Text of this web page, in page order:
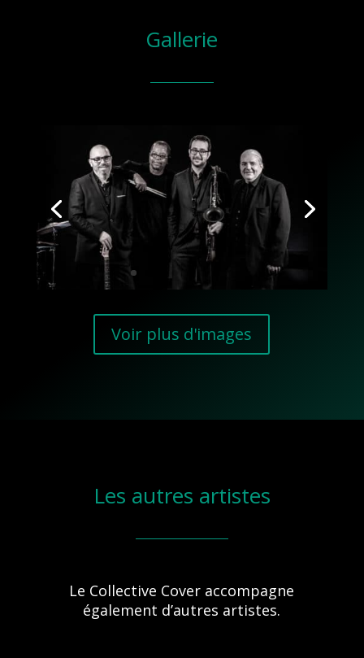
Gallerie
Voir plus d'images
Les autres artistes
Le Collective Cover accompagne
également d’autres artistes.